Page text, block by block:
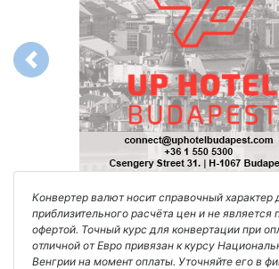
Previous
Конвертер валют носит справочный характер
приблизительного расчёта цен и не является
офертой. Точный курс для конвертации при
отличной от Евро привязан к курсу
Венгрии на момент оплаты. Уточняйте его в